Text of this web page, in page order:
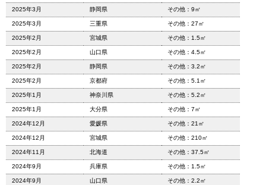
2025年3月 静岡県 その他：9㎡
2025年3月 三重県 その他：27㎡
2025年2月 宮城県 その他：1.5㎡
2025年2月 山口県 その他：4.5㎡
2025年2月 静岡県 その他：3.2㎡
2025年2月 京都府 その他：5.1㎡
2025年1月 神奈川県 その他：5.2㎡
2025年1月 大分県 その他：7㎡
2024年12月 愛媛県 その他：21㎡
2024年12月 宮城県 その他：210㎡
2024年11月 北海道 その他：37.5㎡
2024年9月 兵庫県 その他：1.5㎡
2024年9月 山口県 その他：2.2㎡